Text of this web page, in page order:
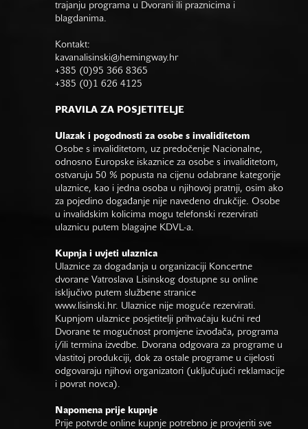
trajanju programa u Dvorani ili praznicima i
blagdanima.
Kontakt:
kavanalisinski@hemingway.hr
+385 (0)95 366 8365
+385 (0)1 626 4125
PRAVILA ZA POSJETITELJE
Ulazak i pogodnosti za osobe s invaliditetom
Osobe s invaliditetom, uz predočenje Nacionalne,
odnosno Europske iskaznice za osobe s invaliditetom,
ostvaruju 50 % popusta na cijenu odabrane kategorije
ulaznice, kao i jedna osoba u njihovoj pratnji, osim ako
za pojedino događanje nije navedeno drukčije. Osobe
u invalidskim kolicima mogu telefonski rezervirati
ulaznicu putem blagajne KDVL-a.
Kupnja i uvjeti ulaznica
Ulaznice za događanja u organizaciji Koncertne
dvorane Vatroslava Lisinskog dostupne su online
isključivo putem službene stranice
www.lisinski.hr. Ulaznice nije moguće rezervirati.
Kupnjom ulaznice posjetitelji prihvaćaju kućni red
Dvorane te mogućnost promjene izvođača, programa
i/ili termina izvedbe. Dvorana odgovara za programe u
vlastitoj produkciji, dok za ostale programe u cijelosti
odgovaraju njihovi organizatori (uključujući reklamacije
i povrat novca).
Napomena prije kupnje
Prije potvrde online kupnje potrebno je provjeriti sve